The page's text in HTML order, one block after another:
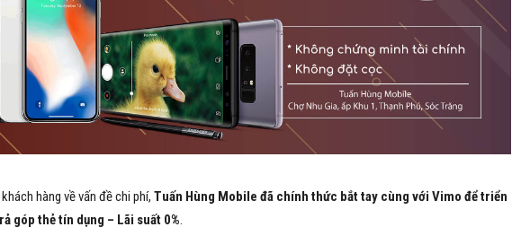
hàng về vấn đề chi phí, Tuấn Hùng Mobile đã chính thức bắt tay cùng với Vimo để triển
góp thẻ tín dụng – Lãi suất 0%.